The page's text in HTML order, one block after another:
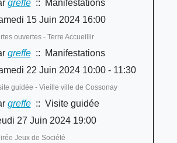
greffe:: Manifestations
15 Juin 2024 16:00
ouvertes - Terre Accueillir
greffe:: Manifestations
22 Juin 2024 10:00 - 11:30
guidée - Vieille ville de Cossonay
greffe:: Visite guidée
27 Juin 2024 19:00
Jeux de Société